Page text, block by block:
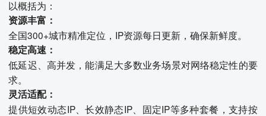
以概括为：
资源丰富：
全国300+城市精准定位，IP资源每日更新，确保新鲜度。
稳定高速：
低延迟、高并发，能满足大多数业务场景对网络稳定性的要
求。
灵活适配：
提供短效动态IP、长效静态IP、固定IP等多种套餐，支持按